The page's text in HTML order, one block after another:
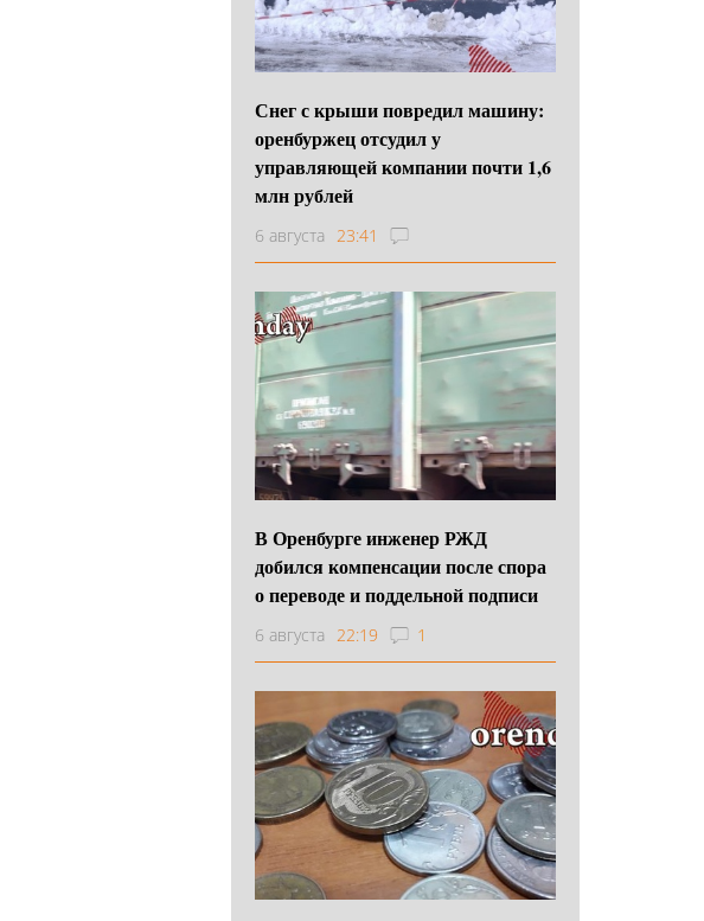
Снег с крыши повредил машину:
оренбуржец отсудил у
управляющей компании почти 1,6
млн рублей
6 августа 23:41
В Оренбурге инженер РЖД
добился компенсации после спора
о переводе и поддельной подписи
6 августа 22:19 1